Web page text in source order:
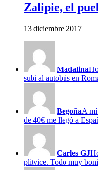
Zalipie, el
13 diciembre 2017
Madalina
subi al autobús en
BegoñaA mí
de 40€ me llegó a
Carles GJ
plitvice. Todo muy